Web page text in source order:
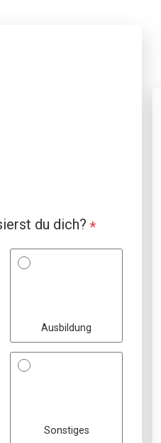
du dich? *
Ausbildung
Sonstiges